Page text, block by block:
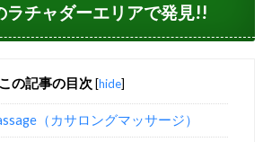
ラチャダーエリアで発見!!
この記事の目次 [hide]
（カサロングマッサージ）